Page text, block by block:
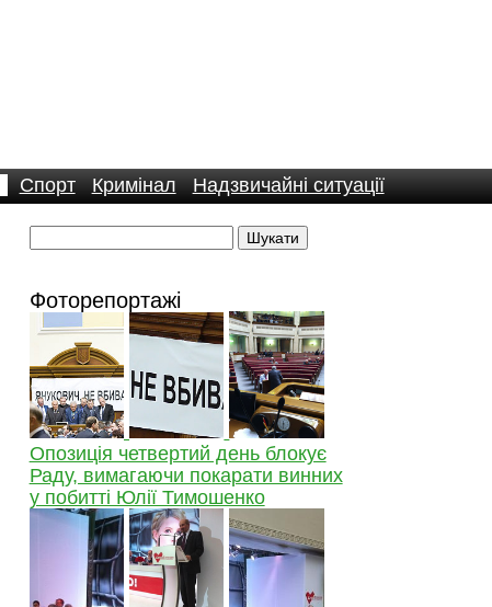
Спорт Кримінал Надзвичайні ситуації
Фоторепортажі
Опозиція четвертий день блокує
Раду, вимагаючи покарати винних
у побитті Юлії Тимошенко